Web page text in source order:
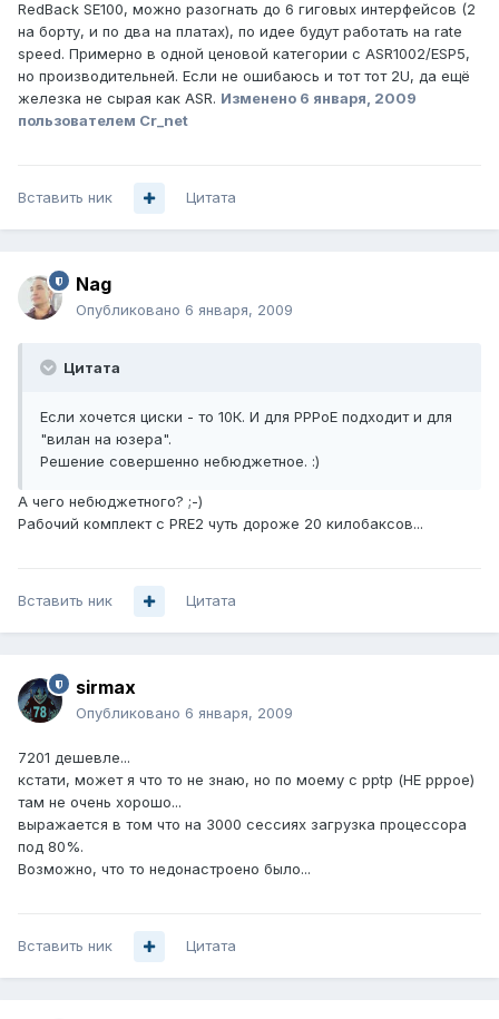
RedBack SE100, можно разогнать до 6 гиговых интерфейсов (2
на борту, и по два на платах), по идее будут работать на rate
speed. Примерно в одной ценовой категории с ASR1002/ESP5,
но производительней. Если не ошибаюсь и тот тот 2U, да ещё
железка не сырая как ASR. Изменено 6 января, 2009
пользователем Cr_net
Вставить ник Цитата
Nag
Опубликовано 6 января, 2009
Цитата
Если хочется циски - то 10К. И для PPPoE подходит и для
"вилан на юзера".
Решение совершенно небюджетное. :)
А чего небюджетного? ;-)
Рабочий комплект с PRE2 чуть дороже 20 килобаксов...
Вставить ник Цитата
sirmax
Опубликовано 6 января, 2009
7201 дешевле...
кстати, может я что то не знаю, но по моему с pptp (НЕ pppoe)
там не очень хорошо...
выражается в том что на 3000 сессиях загрузка процессора
под 80%.
Возможно, что то недонастроено было...
Вставить ник Цитата